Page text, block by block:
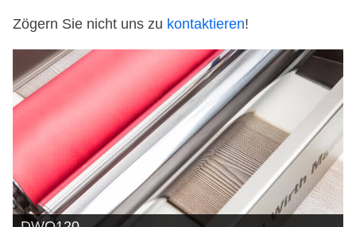
Zögern Sie nicht uns zu kontaktieren!